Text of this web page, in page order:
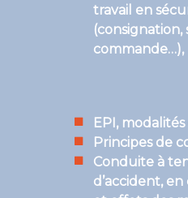
travail en
(consignation,
commande…),
EPI,
Principes de
Conduite à
d’accident, en